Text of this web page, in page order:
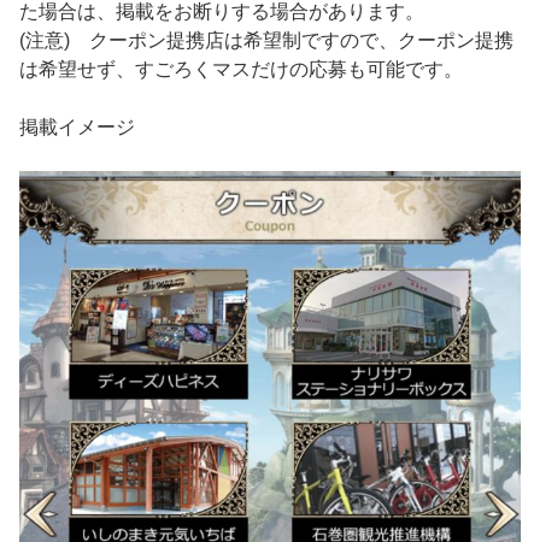
た場合は、掲載をお断りする場合があります。
(注意) クーポン提携店は希望制ですので、クーポン提携
は希望せず、すごろくマスだけの応募も可能です。
掲載イメージ